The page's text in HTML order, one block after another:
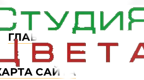
ГЛАВНАЯ
САЙТА